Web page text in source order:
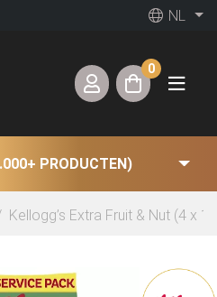
NL
0
PRODUCTEN)
Kellogg’s Extra Fruit & Nut (4 x